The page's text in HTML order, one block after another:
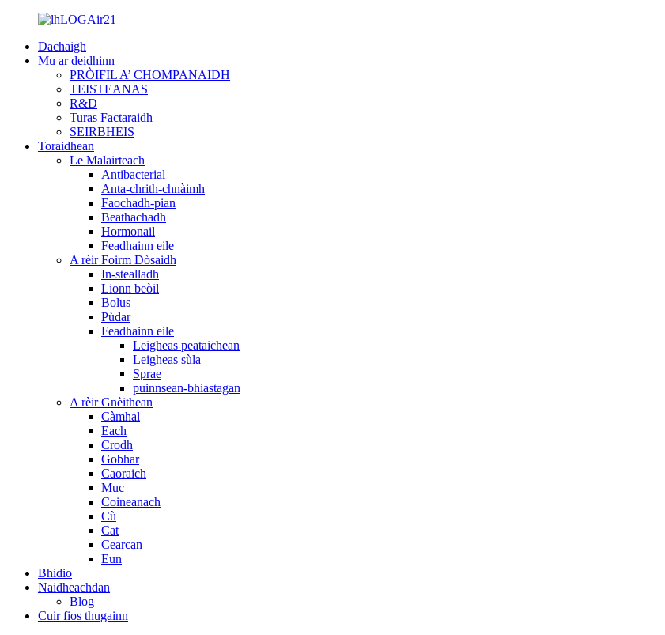
Dachaigh
Mu ar deidhinn
PRÒIFIL A’ CHOMPANAIDH
TEISTEANAS
R&D
Turas Factaraidh
SEIRBHEIS
Toraidhean
Le Malairteach
Antibacterial
Anta-chrith-chnàimh
Faochadh-pian
Beathachadh
Hormonail
Feadhainn eile
A rèir Foirm Dòsaidh
In-stealladh
Lionn beòil
Bolus
Pùdar
Feadhainn eile
Leigheas peataichean
Leigheas sùla
Sprae
puinnsean-bhiastagan
A rèir Gnèithean
Càmhal
Each
Crodh
Gobhar
Caoraich
Muc
Coineanach
Cù
Cat
Cearcan
Eun
Bhidio
Naidheachdan
Blog
Cuir fios thugainn